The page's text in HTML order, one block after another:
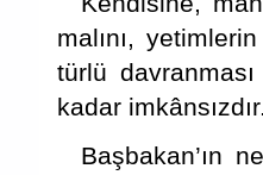
malını,
türlü
kadar
Başbakan’ın